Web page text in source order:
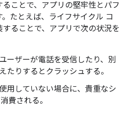
ことで、アプリの堅牢性とパフ
たとえば、ライフサイクル コ
ることで、アプリで次の状況を
ーザーが電話を受信したり、別
たりするとクラッシュする。
用していない場合に、貴重なシ
費される。